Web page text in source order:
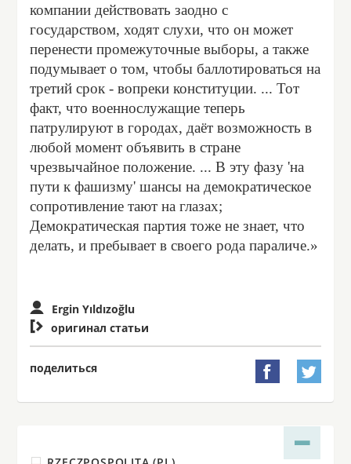
компании действовать заодно с
государством, ходят слухи, что он может
перенести промежуточные выборы, а также
подумывает о том, чтобы баллотироваться на
третий срок - вопреки конституции. ... Тот
факт, что военнослужащие теперь
патрулируют в городах, даёт возможность в
любой момент объявить в стране
чрезвычайное положение. ... В эту фазу 'на
пути к фашизму' шансы на демократическое
сопротивление тают на глазах;
Демократическая партия тоже не знает, что
делать, и пребывает в своего рода параличе.»
Ergin Yıldızoğlu
 оригинал статьи
поделиться  